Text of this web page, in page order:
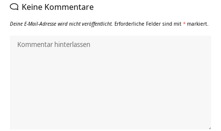
Keine Kommentare
Deine E-Mail-Adresse wird nicht veröffentlicht. Erforderliche Felder sind mit * markiert.